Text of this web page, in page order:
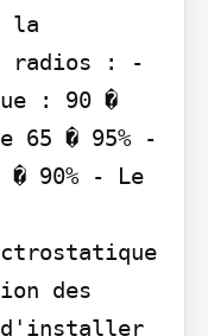
la
radios : -
: 90 �
65 � 95% -
� 90% - Le
des
d'installer